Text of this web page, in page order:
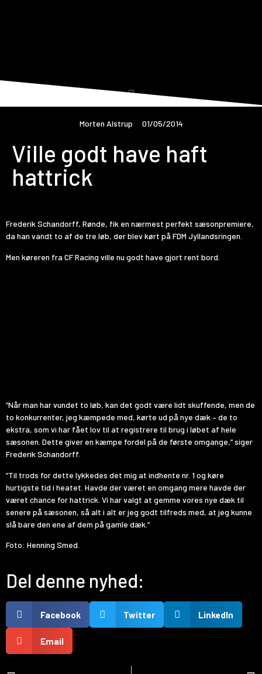
Morten Alstrup 01/05/2014
Ville godt have haft
hattrick
Frederik Schandorff, Rønde, fik en nærmest perfekt sæsonpremiere,
da han vandt to af de tre løb, der blev kørt på FDM Jyllandsringen.
Men køreren fra CF Racing ville nu godt have gjort rent bord.
”Når man har vundet to løb, kan det godt være lidt skuffende, men de
to konkurrenter, jeg kæmpede med, kørte ud på nye dæk – de to
ekstra, som vi har fået lov til at registrere til brug i løbet af hele
sæsonen. Dette giver en kæmpe fordel på de første omgange,” siger
Frederik Schandorff.
”Til trods for dette lykkedes det mig at indhente nr. 1 og køre
hurtigste tid i heatet. Havde der været en omgang mere havde der
været chance for hattrick. Vi har valgt at gemme vores nye dæk til
senere på sæsonen, så alt i alt er jeg godt tilfreds med, at jeg kunne
slå bare den ene af dem på gamle dæk.”
Foto: Henning Smed.
Del denne nyhed:
Facebook Twitter LinkedIn
Email